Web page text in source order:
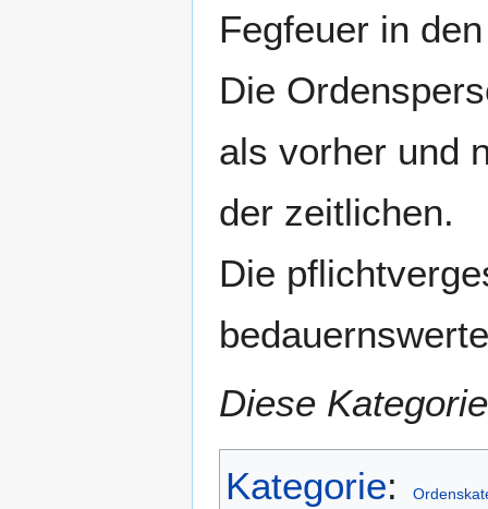
Fegfeuer in
Die
als vorher und
der zeitlichen.
Die
Diese
Kategorie: